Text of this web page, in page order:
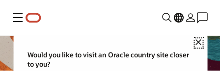
Menu
Close
Would you like to visit an Oracle country site closer
to you?